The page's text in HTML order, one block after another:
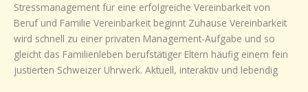
Stressmanagement für eine erfolgreiche Vereinbarkeit von
Beruf und Familie Vereinbarkeit beginnt Zuhause Vereinbarkeit
wird schnell zu einer privaten Management-Aufgabe und so
gleicht das Familienleben berufstätiger Eltern häufig einem fein
justierten Schweizer Uhrwerk. Aktuell, interaktiv und lebendig
im
Griff.